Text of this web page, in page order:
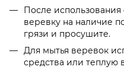
После использования
веревку на наличие
грязи и просушите.
Для мытья веревок
средства или теплую